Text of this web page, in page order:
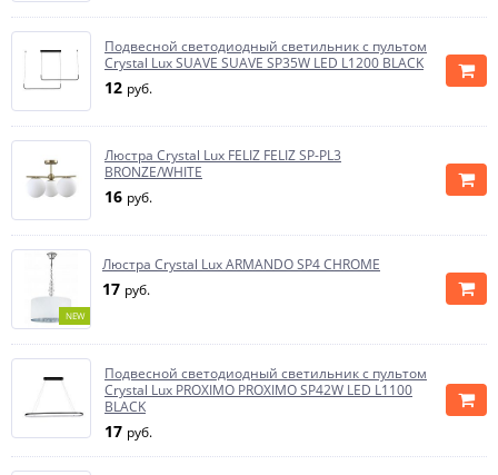
Подвесной светодиодный светильник с пультом
Crystal Lux SUAVE SUAVE SP35W LED L1200 BLACK
12 руб.
Люстра Crystal Lux FELIZ FELIZ SP-PL3
BRONZE/WHITE
16 руб.
NEW
Люстра Crystal Lux ARMANDO SP4 CHROME
17 руб.
Подвесной светодиодный светильник с пультом
Crystal Lux PROXIMO PROXIMO SP42W LED L1100
BLACK
17 руб.